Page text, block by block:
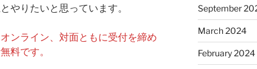
やりたいと思っています。
ンライン、対面ともに受付を締め
料です。
September
March 2024
February 2024